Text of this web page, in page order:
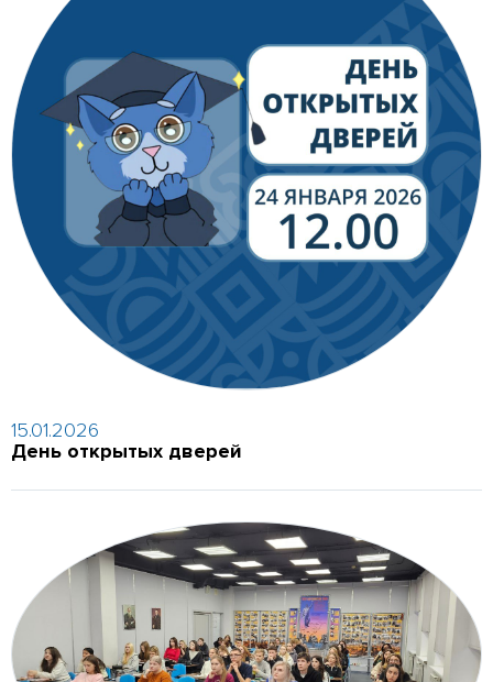
15.01.2026
День открытых дверей